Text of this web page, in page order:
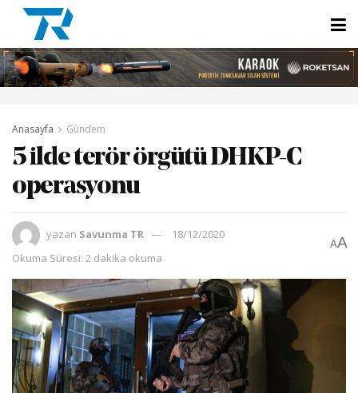
Anasayfa Gündem
5 ilde terör örgütü DHKP-C
operasyonu
yazan Savunma TR
18/12/2020
Okuma Süresi: 2 dakika okuma
AA